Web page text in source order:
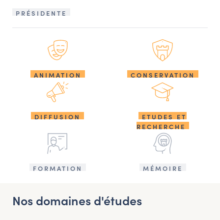
PRÉSIDENTE
ANIMATION CONSERVATION
DIFFUSION
ETUDES ET
RECHERCHE
FORMATION MÉMOIRE
Nos domaines d'études